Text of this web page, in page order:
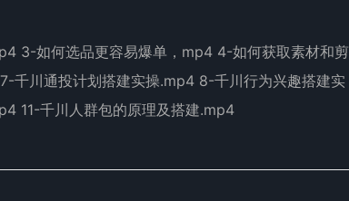
3-如何选品更容易爆单，mp4 4-如何获取素材和剪
川通投计划搭建实操.mp4 8-千川行为兴趣搭建实
11-千川人群包的原理及搭建.mp4